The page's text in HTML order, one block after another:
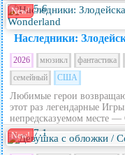
New! 5.6
Наследники:
2026 мюзикл фантастика
семейный
США
Любимые герои
этот раз легендарные
непредсказуемом месте
New! 7.1